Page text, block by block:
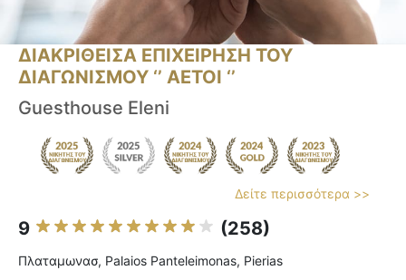
ΔΙΑΚΡΙΘΕΙΣΑ ΕΠΙΧΕΙΡΗΣΗ ΤΟΥ
ΔΙΑΓΩΝΙΣΜΟΥ ‘’ ΑΕΤΟΙ ‘’
Guesthouse Eleni
Δείτε περισσότερα >>
9 (258)
Πλαταμωνασ, Palaios Panteleimonas, Pierias